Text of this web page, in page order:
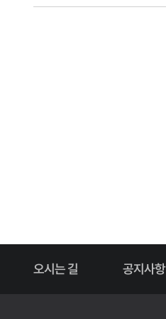
오시는 길 공지사항